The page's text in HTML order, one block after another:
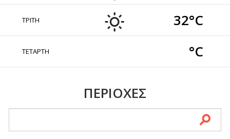
ΤΡΙΤΗ 32°C
ΤΕΤΑΡΤΗ °C
ΠΕΡΙΟΧΕΣ